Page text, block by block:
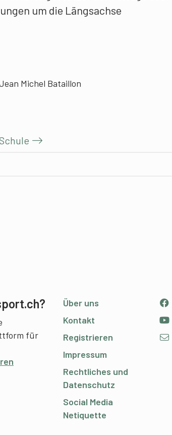
um die Längsachse
Michel Bataillon
für
Über uns
Kontakt
Registrieren
Impressum
Rechtliches und
Datenschutz
Social Media
Netiquette